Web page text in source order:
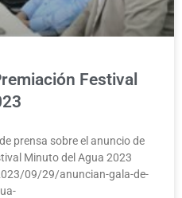
Festival
prensa sobre el anuncio de
Minuto del Agua 2023
09/29/anuncian-gala-de-